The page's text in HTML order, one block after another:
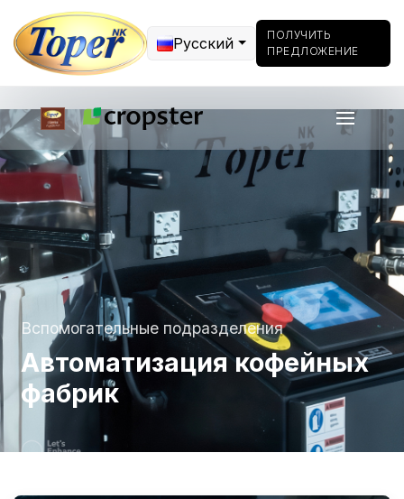
Русский
ПОЛУЧИТЬ
ПРЕДЛОЖЕНИЕ
Вспомогательные подразделения
Автоматизация кофейных
фабрик